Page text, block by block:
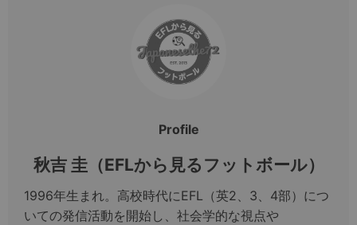
Profile
秋吉 圭（EFLから見るフットボール）
1996年生まれ。高校時代にEFL（英2、3、4部）につ
いての発信活動を開始し、社会学的な視点や